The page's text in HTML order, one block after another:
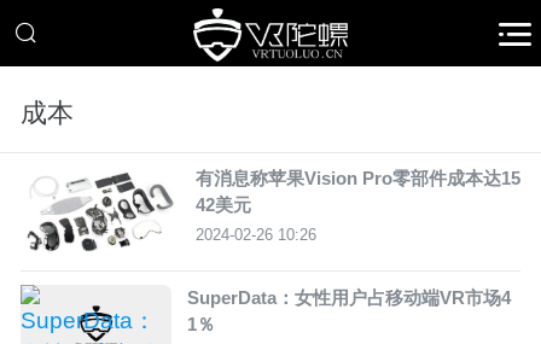
成本
有消息称苹果Vision Pro零部件成本达15
42美元
2024-02-26 10:26
SuperData：女性用户占移动端VR市场4
1％